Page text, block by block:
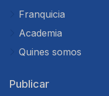
Franquicia
Academia
Quines somos
Publicar